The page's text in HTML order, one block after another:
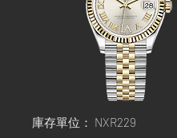
庫存單位： NXR229